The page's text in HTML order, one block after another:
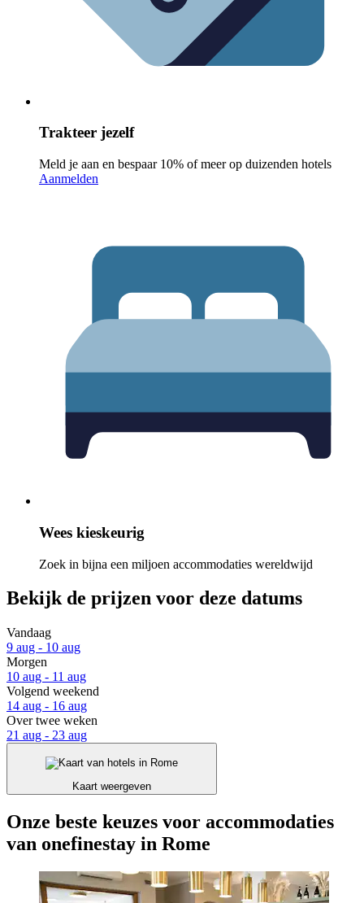
Trakteer jezelf
Meld je aan en bespaar 10% of meer op duizenden hotels
Aanmelden
Wees kieskeurig
Zoek in bijna een miljoen accommodaties wereldwijd
Bekijk de prijzen voor deze datums
Vandaag
9 aug - 10 aug
Morgen
10 aug - 11 aug
Volgend weekend
14 aug - 16 aug
Over twee weken
21 aug - 23 aug
Kaart weergeven
Onze beste keuzes voor accommodaties
van onefinestay in Rome